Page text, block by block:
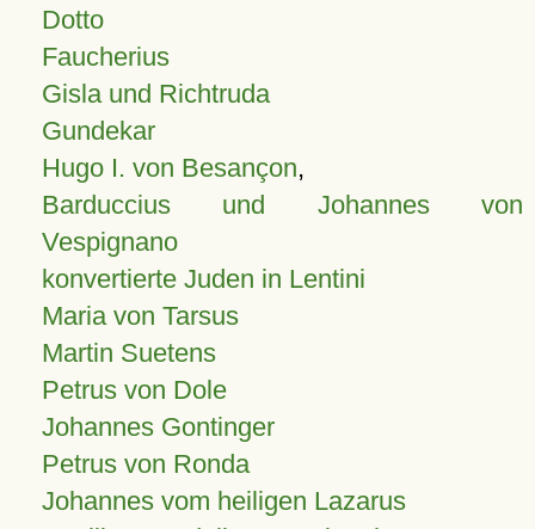
Dotto
Faucherius
Gisla und Richtruda
Gundekar
Hugo I. von Besançon,
Barduccius und Johannes von
Vespignano
konvertierte Juden in Lentini
Maria von Tarsus
Martin Suetens
Petrus von Dole
Johannes Gontinger
Petrus von Ronda
Johannes vom heiligen Lazarus